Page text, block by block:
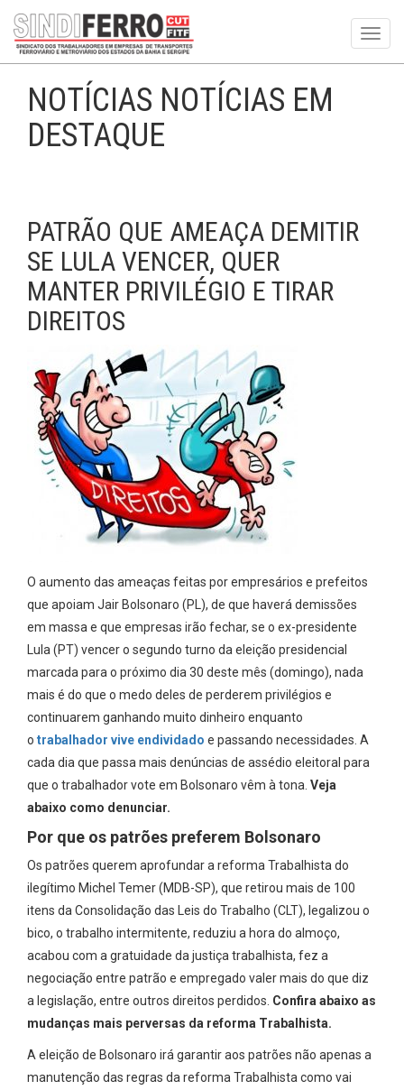
NOTÍCIAS NOTÍCIAS EM
DESTAQUE
PATRÃO QUE AMEAÇA DEMITIR
SE LULA VENCER, QUER
MANTER PRIVILÉGIO E TIRAR
DIREITOS
O aumento das ameaças feitas por empresários e prefeitos
que apoiam Jair Bolsonaro (PL), de que haverá demissões
em massa e que empresas irão fechar, se o ex-presidente
Lula (PT) vencer o segundo turno da eleição presidencial
marcada para o próximo dia 30 deste mês (domingo), nada
mais é do que o medo deles de perderem privilégios e
continuarem ganhando muito dinheiro enquanto
o trabalhador vive endividado e passando necessidades. A
cada dia que passa mais denúncias de assédio eleitoral para
que o trabalhador vote em Bolsonaro vêm à tona. Veja
abaixo como denunciar.
Por que os patrões preferem Bolsonaro
Os patrões querem aprofundar a reforma Trabalhista do
ilegítimo Michel Temer (MDB-SP), que retirou mais de 100
itens da Consolidação das Leis do Trabalho (CLT), legalizou o
bico, o trabalho intermitente, reduziu a hora do almoço,
acabou com a gratuidade da justiça trabalhista, fez a
negociação entre patrão e empregado valer mais do que diz
a legislação, entre outros direitos perdidos. Confira abaixo as
mudanças mais perversas da reforma Trabalhista.
A eleição de Bolsonaro irá garantir aos patrões não apenas a
manutenção das regras da reforma Trabalhista como vai